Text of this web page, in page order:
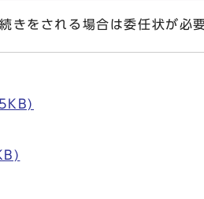
をされる場合は委任状が必要